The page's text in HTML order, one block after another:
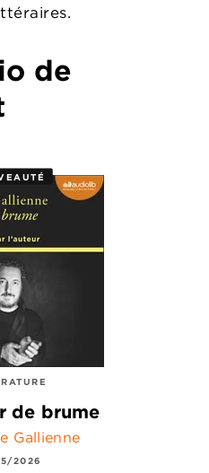
de
de brume
Gallienne
2026